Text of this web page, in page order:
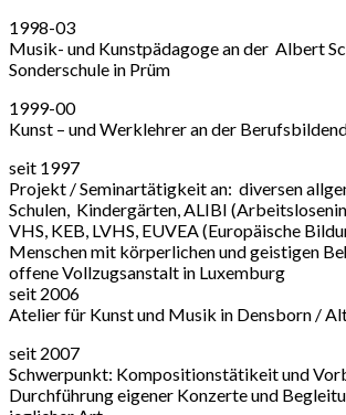
1998-03
Musik- und Kunstpädagoge an der Albert
Sonderschule in Prüm
1999-00
Kunst – und Werklehrer an der
seit 1997
Projekt / Seminartätigkeit an: diversen
Schulen, Kindergärten, ALIBI
VHS, KEB, LVHS, EUVEA (Europäische
Menschen mit körperlichen und geistigen
offene Vollzugsanstalt in Luxemburg
seit 2006
Atelier für Kunst und Musik in Densborn /
seit 2007
Schwerpunkt: Kompositionstätikeit und
Durchführung eigener Konzerte und